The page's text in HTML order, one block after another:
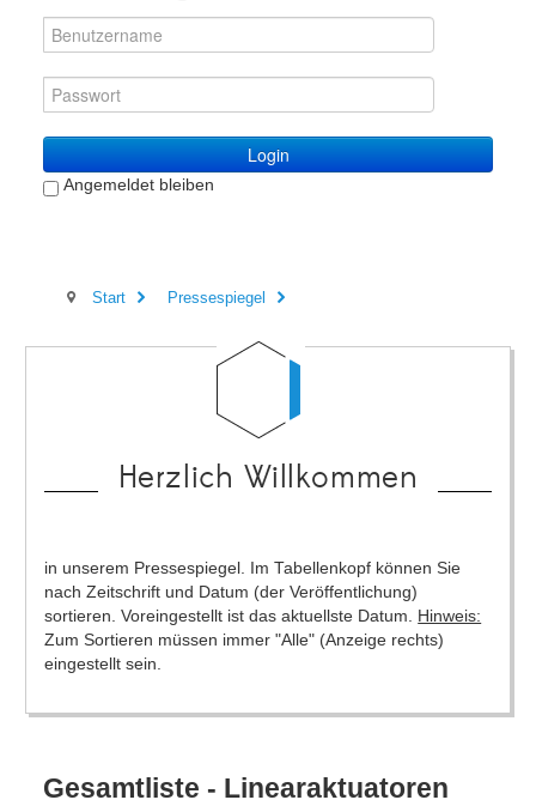
Login
Angemeldet bleiben
Start Pressespiegel
Herzlich Willkommen
in unserem Pressespiegel. Im Tabellenkopf können Sie
nach Zeitschrift und Datum (der Veröffentlichung)
sortieren. Voreingestellt ist das aktuellste Datum. Hinweis:
Zum Sortieren müssen immer "Alle" (Anzeige rechts)
eingestellt sein.
Gesamtliste - Linearaktuatoren